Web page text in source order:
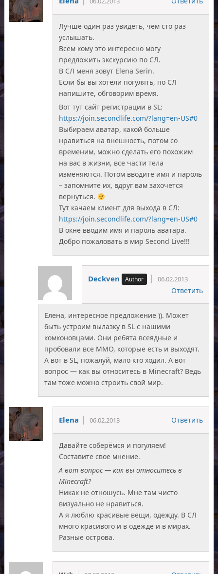
Лучше один раз увидеть, чем сто раз
услышать.
Всем кому это интересно могу
предложить экскурсию по СЛ.
В СЛ меня зовут Elena Serin.
Если бы вы хотели погулять, по СЛ
напишите, обговорим время.
Вот тут сайт регистрации в SL:
https://join.secondlife.com/?lang=en-US#0
Выбираем аватар, какой больше
нравиться на внешность, потом со
временим, можно сделать его похожим
на вас в жизни, все части тела
изменяются. Потом вводите имя и пароль
– запомните их, вдруг вам захочется
вернуться.
Тут качаем клиент для выхода в СЛ:
https://join.secondlife.com/?lang=en-US#0
В окне вводим имя и пароль аватара.
Добро пожаловать в мир Second Live!!!
Deckven 06.02.2013
Ответить
Елена, интересное предложение )). Может
быть устроим вылазку в SL с нашими
комконовцами. Они ребята всеядные и
пробовали все ММО, которые есть и выходят.
А вот в SL, пожалуй, мало кто ходил. А вот
вопрос — как вы относитесь в Minecraft? Ведь
там тоже можно строить свой мир.
Elena 06.02.2013 Ответить
Давайте соберёмся и погуляем!
Составите свое мнение.
А вот вопрос — как вы относитесь в
Minecraft?
Никак не отношусь. Мне там чисто
визуально не нравиться.
А я люблю красивые вещи, одежду. В СЛ
много красивого и в одежде и в мирах.
Разные острова.